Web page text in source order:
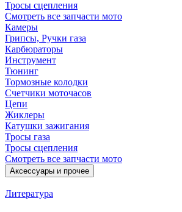
Тросы сцепления
Смотреть все запчасти мото
Камеры
Грипсы, Ручки газа
Карбюраторы
Инструмент
Тюнинг
Тормозные колодки
Счетчики моточасов
Цепи
Жиклеры
Катушки зажигания
Тросы газа
Тросы сцепления
Смотреть все запчасти мото
Аксессуары и прочее
Литература